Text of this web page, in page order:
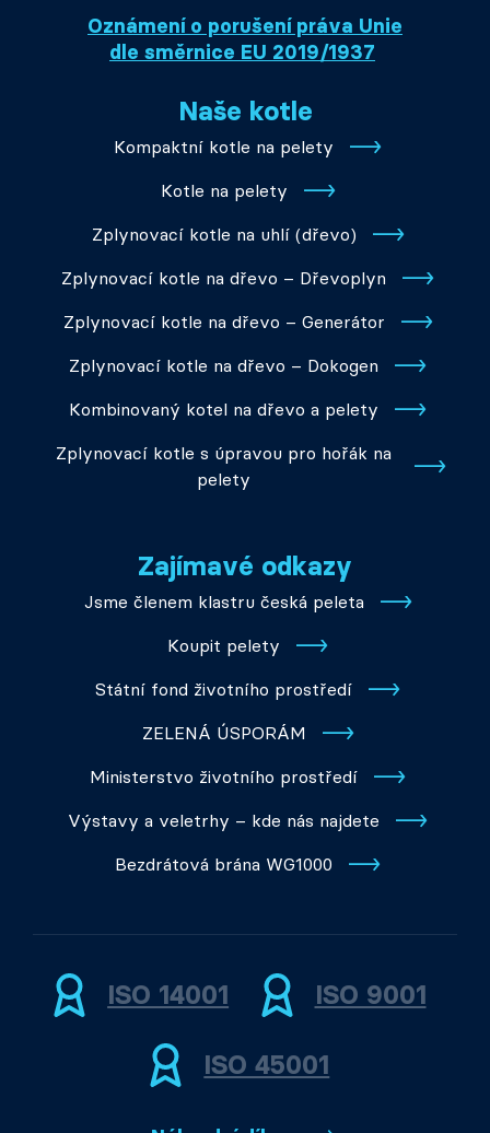
Oznámení o porušení práva Unie
dle směrnice EU 2019/1937
Naše kotle
Kompaktní kotle na pelety
Kotle na pelety
Zplynovací kotle na uhlí (dřevo)
Zplynovací kotle na dřevo – Dřevoplyn
Zplynovací kotle na dřevo – Generátor
Zplynovací kotle na dřevo – Dokogen
Kombinovaný kotel na dřevo a pelety
Zplynovací kotle s úpravou pro hořák na
pelety
Zajímavé odkazy
Jsme členem klastru česká peleta
Koupit pelety
Státní fond životního prostředí
ZELENÁ ÚSPORÁM
Ministerstvo životního prostředí
Výstavy a veletrhy – kde nás najdete
Bezdrátová brána WG1000
ISO 14001 ISO 9001
ISO 45001